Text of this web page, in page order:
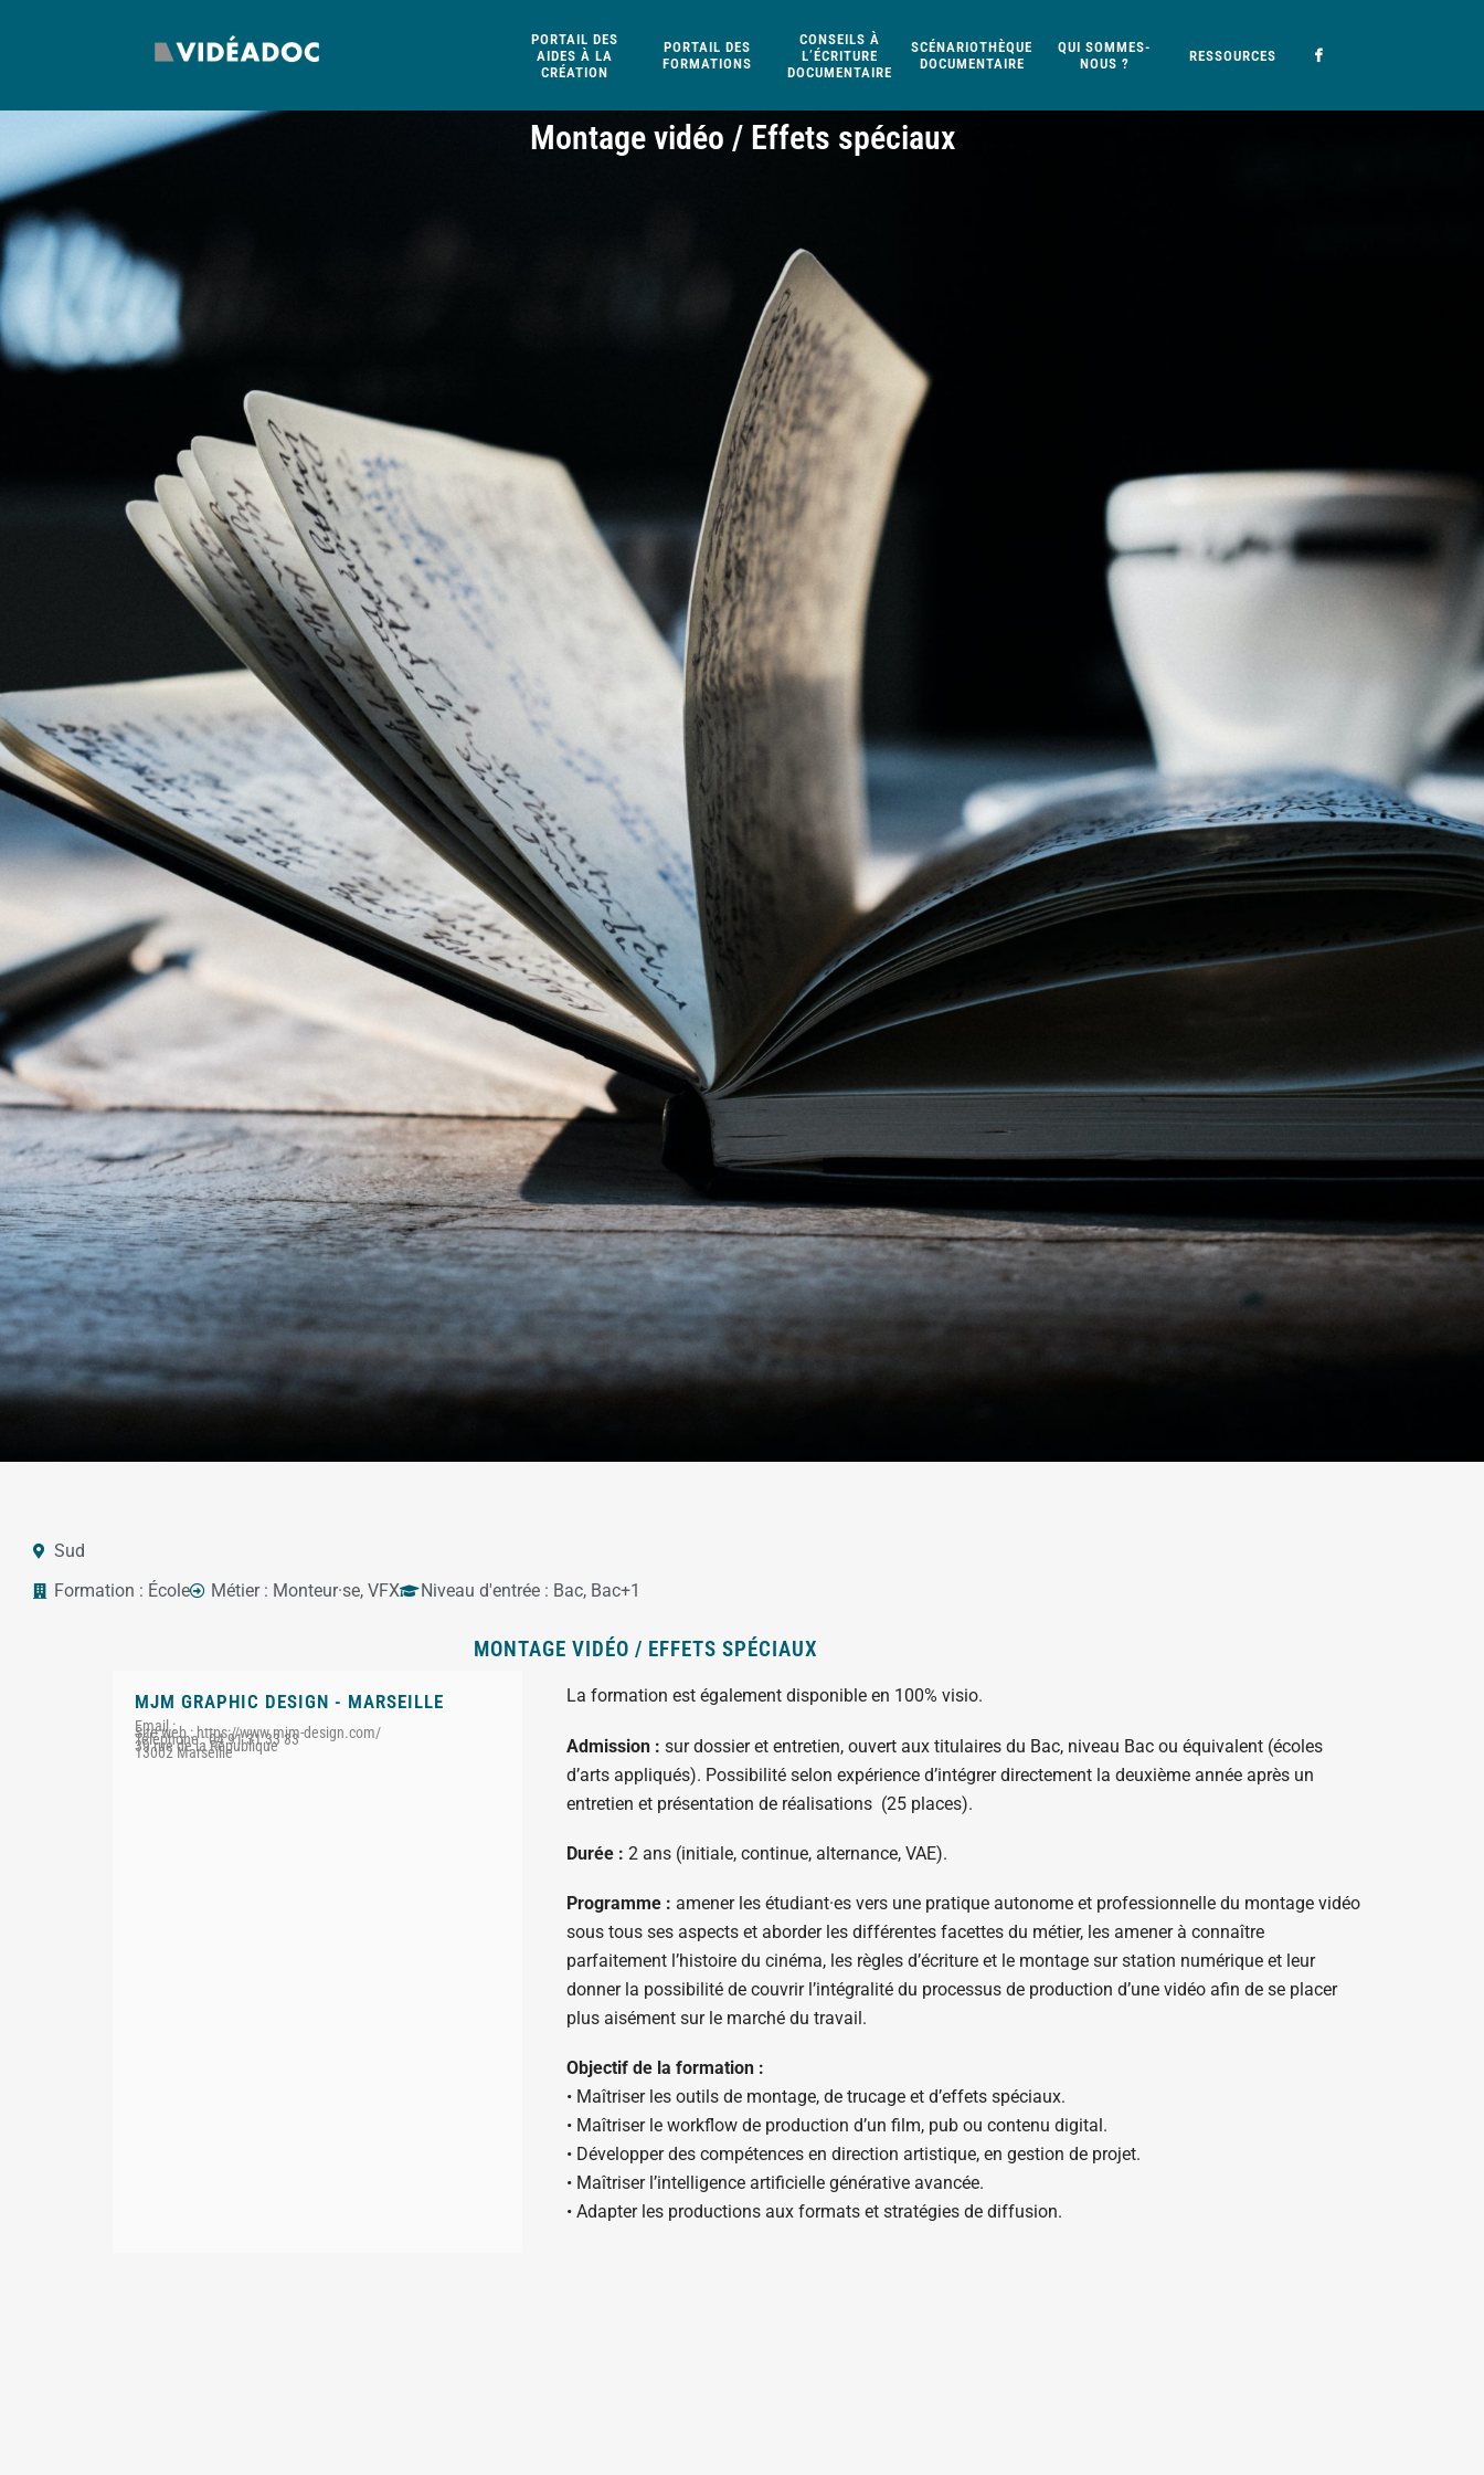
PORTAIL DES
AIDES À LA
CRÉATION
PORTAIL DES
FORMATIONS
CONSEILS À
L’ÉCRITURE
DOCUMENTAIRE
SCÉNARIOTHÈQUE
DOCUMENTAIRE
QUI SOMMES-
NOUS ?
RESSOURCES
Montage vidéo / Effets spéciaux
Sud
Formation : École Métier : Monteur·se, VFX Niveau d'entrée : Bac, Bac+1
MONTAGE VIDÉO / EFFETS SPÉCIAUX
MJM GRAPHIC DESIGN - MARSEILLE
Email :
Site web : https://www.mjm-design.com/
Téléphone : 04 91 31 33 33
39 rue de la République
13002 Marseille
La formation est également disponible en 100% visio.
Admission : sur dossier et entretien, ouvert aux titulaires du Bac, niveau Bac ou équivalent (écoles
d’arts appliqués). Possibilité selon expérience d’intégrer directement la deuxième année après un
entretien et présentation de réalisations (25 places).
Durée : 2 ans (initiale, continue, alternance, VAE).
Programme : amener les étudiant·es vers une pratique autonome et professionnelle du montage vidéo
sous tous ses aspects et aborder les différentes facettes du métier, les amener à connaître
parfaitement l’histoire du cinéma, les règles d’écriture et le montage sur station numérique et leur
donner la possibilité de couvrir l’intégralité du processus de production d’une vidéo afin de se placer
plus aisément sur le marché du travail.
Objectif de la formation :
• Maîtriser les outils de montage, de trucage et d’effets spéciaux.
• Maîtriser le workflow de production d’un film, pub ou contenu digital.
• Développer des compétences en direction artistique, en gestion de projet.
• Maîtriser l’intelligence artificielle générative avancée.
• Adapter les productions aux formats et stratégies de diffusion.